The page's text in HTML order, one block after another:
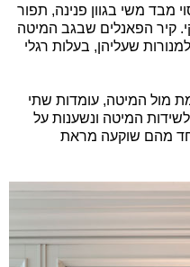
מבד משי בגוון פנינה, תפור
קיר הפאנלים שבגב המיטה
שעליהן, בעלות רגלי
מול המיטה, עומדות שתי
המיטה ונשענות על
מהם שוקעה מראת